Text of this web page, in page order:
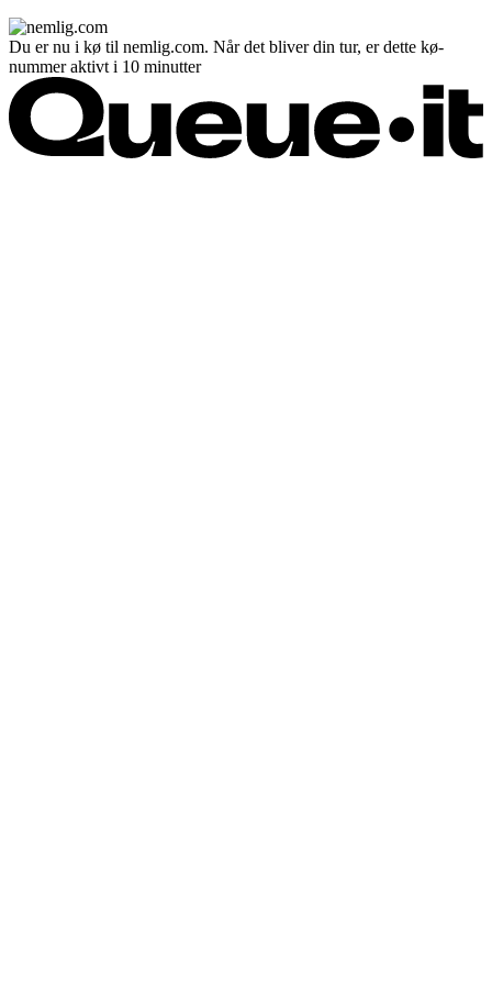
Du er nu i kø til nemlig.com. Når det bliver din tur, er dette kø-
nummer aktivt i 10 minutter